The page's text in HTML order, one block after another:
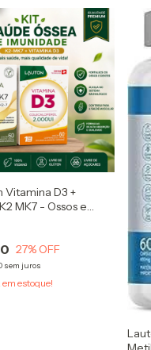
Vitamina D3 +
MK7 - Ossos e
27% OFF
sem juros
em estoque!